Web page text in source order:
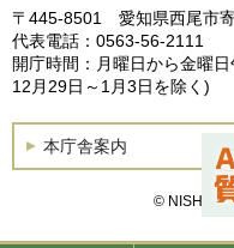
〒445-8501 愛知県西尾市
代表電話：0563-56-2111
開庁時間：月曜日から金曜
12月29日～1月3日を除く)
本庁舎案内
© NISHIO